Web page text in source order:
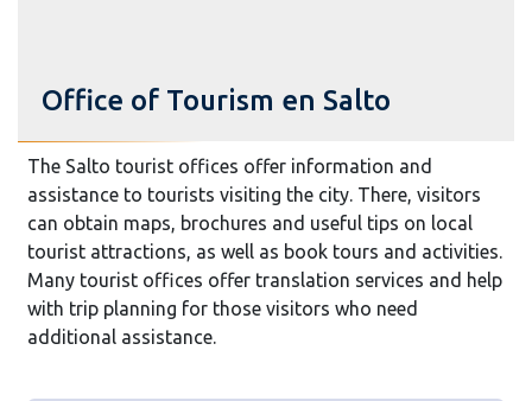
Office of Tourism en Salto
The Salto tourist offices offer information and
assistance to tourists visiting the city. There, visitors
can obtain maps, brochures and useful tips on local
tourist attractions, as well as book tours and activities.
Many tourist offices offer translation services and help
with trip planning for those visitors who need
additional assistance.